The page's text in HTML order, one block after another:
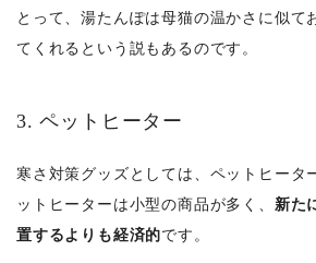
とって、湯たんぽは母猫の温かさに似て
てくれるという説もあるのです。
3. ペットヒーター
寒さ対策グッズとしては、ペットヒータ
ットヒーターは小型の商品が多く、 新た
置するよりも経済的です。